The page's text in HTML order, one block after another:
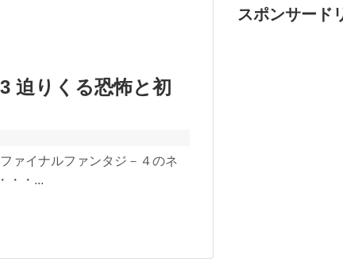
迫りくる恐怖と初
ァイナルファンタジ－４のネ
・・...
スポンサード